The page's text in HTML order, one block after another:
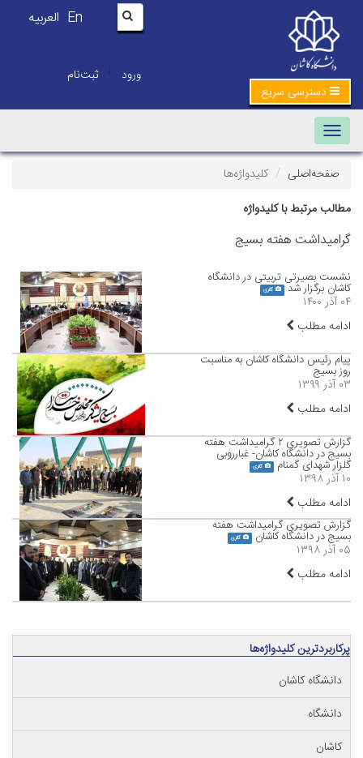
En العربیه
ورود | ثبت‌نام
دسترسی سریع
Toggle navigation
صفحه‌اصلی
کلیدواژه‌ها
مطالب مرتبط با کلیدواژه
گرامیداشت هفته بسیج
نشست بصیرتی تربیتی در دانشگاه
کاشان برگزار شد گالری
۰۴ آذر ۱۴۰۰
ادامه مطلب
پیام رئیس دانشگاه کاشان به مناسبت
روز بسیج
۰۳ آذر ۱۳۹۹
ادامه مطلب
گزارش تصویری ۲ گرامیداشت هفته
بسیج در دانشگاه کاشان- غبارروبی
گلزار شهدای گمنام گالری
۱۰ آذر ۱۳۹۸
ادامه مطلب
گزارش تصویری گرامیداشت هفته
بسیج در دانشگاه کاشان گالری
۰۵ آذر ۱۳۹۸
ادامه مطلب
پرکاربردترین کلیدواژه‌ها
دانشگاه کاشان
دانشگاه
کاشان